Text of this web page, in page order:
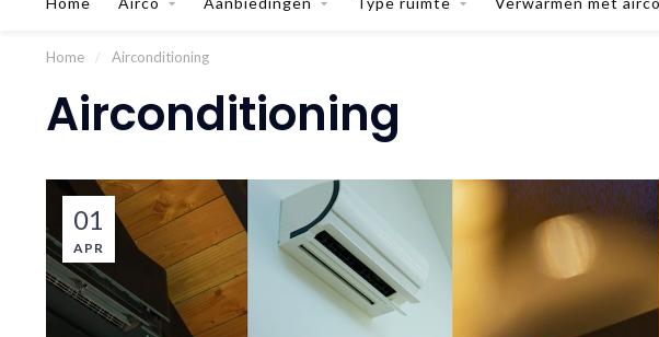
Home / Airconditioning
Airconditioning
01
APR